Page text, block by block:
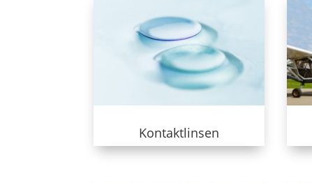
Kontaktlinsen